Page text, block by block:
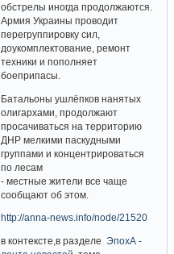
обстрелы иногда продолжаются.
Армия Украины проводит
перегруппировку сил,
доукомплектование, ремонт
техники и пополняет
боеприпасы.
Батальоны ушлёпков нанятых
олигархами, продолжают
просачиваться на территорию
ДНР мелкими паскудными
группами и концентрироваться
по лесам
- местные жители все чаще
сообщают об этом.
http://anna-news.info/node/21520
в контексте,в разделеЭпохА -